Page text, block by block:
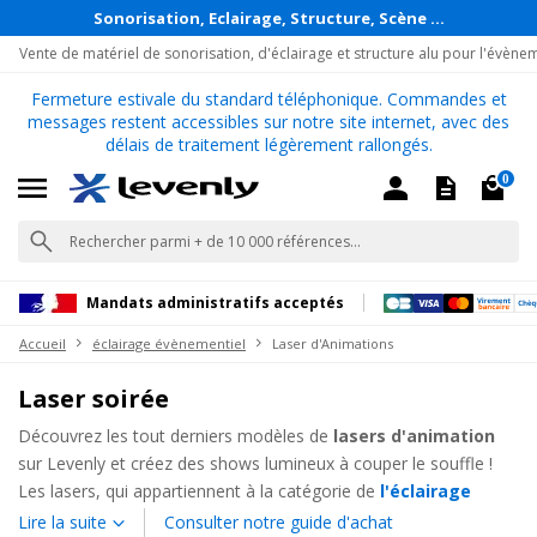
Sonorisation, Eclairage, Structure, Scène ...
Vente de matériel de sonorisation, d'éclairage et structure alu pour
Fermeture estivale du standard téléphonique. Commandes et
messages restent accessibles sur notre site internet, avec des
délais de traitement légèrement rallongés.
0
Mandats administratifs acceptés
Accueil éclairage évènementiel Laser d'Animations
Laser soirée
Découvrez les tout derniers modèles de lasers d'animation
sur Levenly et créez des shows lumineux à couper le souffle !
Les lasers, qui appartiennent à la catégorie de l'éclairage
événementiel
, sont couramment utilisés enclub,
Lire la suite Consulter notre guide d'achat